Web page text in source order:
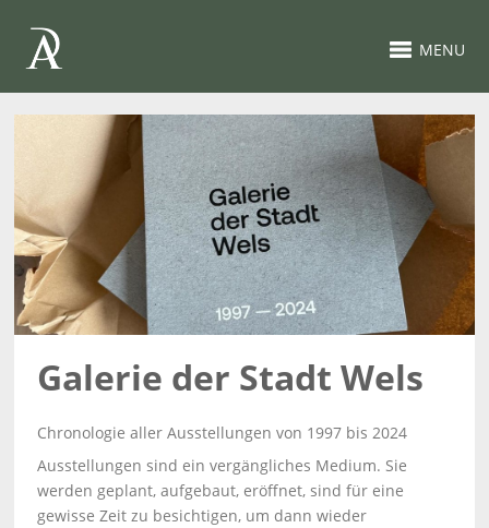
MENU
Galerie der Stadt Wels
Chronologie aller Ausstellungen von 1997 bis 2024
Ausstellungen sind ein vergängliches Medium. Sie
werden geplant, aufgebaut, eröffnet, sind für eine
gewisse Zeit zu besichtigen, um dann wieder